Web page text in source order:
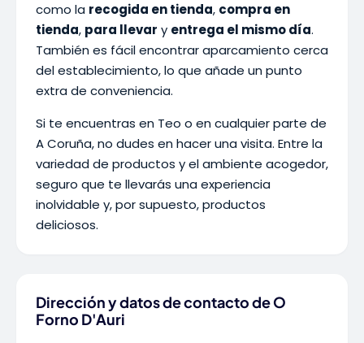
como la recogida en tienda, compra en
tienda, para llevar y entrega el mismo día.
También es fácil encontrar aparcamiento cerca
del establecimiento, lo que añade un punto
extra de conveniencia.
Si te encuentras en Teo o en cualquier parte de
A Coruña, no dudes en hacer una visita. Entre la
variedad de productos y el ambiente acogedor,
seguro que te llevarás una experiencia
inolvidable y, por supuesto, productos
deliciosos.
Dirección y datos de contacto de O
Forno D'Auri